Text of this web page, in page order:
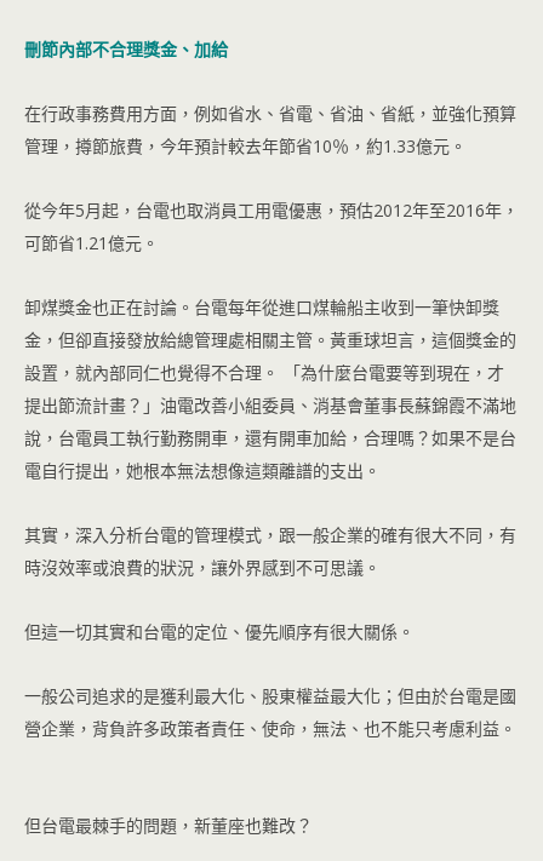
刪節內部不合理獎金、加給
在行政事務費用方面，例如省水、省電、省油、省紙，並強化預算
管理，撙節旅費，今年預計較去年節省10％，約1.33億元。
從今年5月起，台電也取消員工用電優惠，預估2012年至2016年，
可節省1.21億元。
卸煤獎金也正在討論。台電每年從進口煤輪船主收到一筆快卸獎
金，但卻直接發放給總管理處相關主管。黃重球坦言，這個獎金的
設置，就內部同仁也覺得不合理。 「為什麼台電要等到現在，才
提出節流計畫？」油電改善小組委員、消基會董事長蘇錦霞不滿地
說，台電員工執行勤務開車，還有開車加給，合理嗎？如果不是台
電自行提出，她根本無法想像這類離譜的支出。
其實，深入分析台電的管理模式，跟一般企業的確有很大不同，有
時沒效率或浪費的狀況，讓外界感到不可思議。
但這一切其實和台電的定位、優先順序有很大關係。
一般公司追求的是獲利最大化、股東權益最大化；但由於台電是國
營企業，背負許多政策者責任、使命，無法、也不能只考慮利益。
但台電最棘手的問題，新董座也難改？